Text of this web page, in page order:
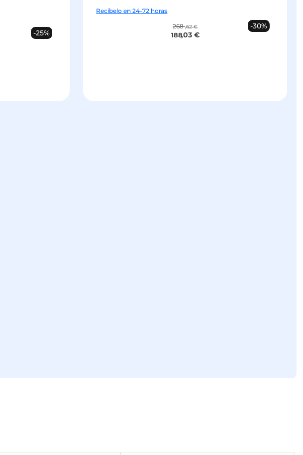
-25%
Recíbelo en 24-72 horas
268 ,62 €
188,03 €
-30%